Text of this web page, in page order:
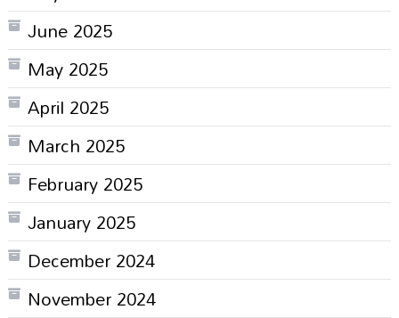
June 2025
May 2025
April 2025
March 2025
February 2025
January 2025
December 2024
November 2024